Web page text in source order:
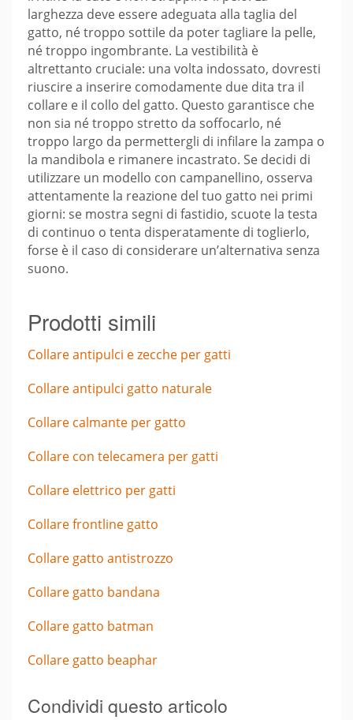
larghezza deve essere adeguata alla taglia del
gatto, né troppo sottile da poter tagliare la pelle,
né troppo ingombrante. La vestibilità è
altrettanto cruciale: una volta indossato, dovresti
riuscire a inserire comodamente due dita tra il
collare e il collo del gatto. Questo garantisce che
non sia né troppo stretto da soffocarlo, né
troppo largo da permettergli di infilare la zampa o
la mandibola e rimanere incastrato. Se decidi di
utilizzare un modello con campanellino, osserva
attentamente la reazione del tuo gatto nei primi
giorni: se mostra segni di fastidio, scuote la testa
di continuo o tenta disperatamente di toglierlo,
forse è il caso di considerare un’alternativa senza
suono.
Prodotti simili
Collare antipulci e zecche per gatti
Collare antipulci gatto naturale
Collare calmante per gatto
Collare con telecamera per gatti
Collare elettrico per gatti
Collare frontline gatto
Collare gatto antistrozzo
Collare gatto bandana
Collare gatto batman
Collare gatto beaphar
Condividi questo articolo